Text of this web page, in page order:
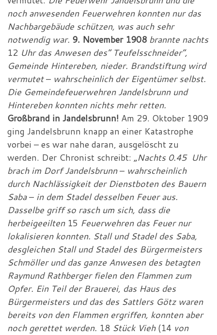
noch anwesenden Feuerwehren konnten nur das
Nachbargebäude schützen, was auch sehr
notwendig war. 9. November 1908 brannte nachts
12 Uhr das Anwesen des“ Teufelsschneider“,
Gemeinde Hintereben, nieder. Brandstiftung wird
vermutet– wahrscheinlich der Eigentümer selbst.
Die Gemeindefeuerwehren Jandelsbrunn und
Hintereben konnten nichts mehr retten.
Großbrand in Jandelsbrunn! Am 29. Oktober 1909
ging Jandelsbrunn knapp an einer Katastrophe
vorbei – es war nahe daran, ausgelöscht zu
werden. Der Chronist schreibt: „Nachts 0.45 Uhr
brach im Dorf Jandelsbrunn– wahrscheinlich
durch Nachlässigkeit der Dienstboten des Bauern
Saba– in dem Stadel desselben Feuer aus.
Dasselbe griff so rasch um sich, dass die
herbeigeeilten 15 Feuerwehren das Feuer nur
lokalisieren konnten. Stall und Stadel des Saba,
desgleichen Stall und Stadel des Bürgermeisters
Schmöller und das ganze Anwesen des betagten
Raymund Rathberger fielen den Flammen zum
Opfer. Ein Teil der Brauerei, das Haus des
Bürgermeisters und das des Sattlers Götz waren
bereits von den Flammen ergriffen, konnten aber
noch gerettet werden. 18 Stück Vieh(14 von